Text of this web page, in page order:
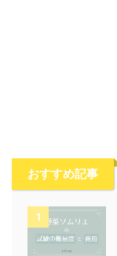
おすすめ記事
1